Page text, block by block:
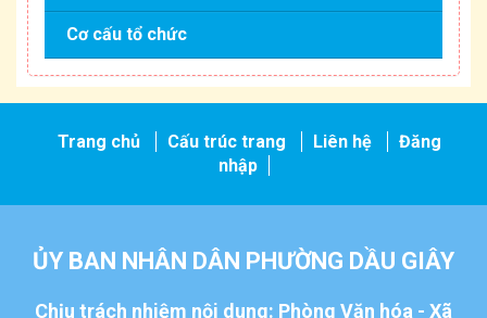
Cơ cấu tổ chức
Trang chủ Cấu trúc trang Liên hệ
Đăng
nhập
ỦY BAN NHÂN DÂN PHƯỜNG DẦU GIÂY
Chịu trách nhiệm nội dung: Phòng Văn hóa - Xã